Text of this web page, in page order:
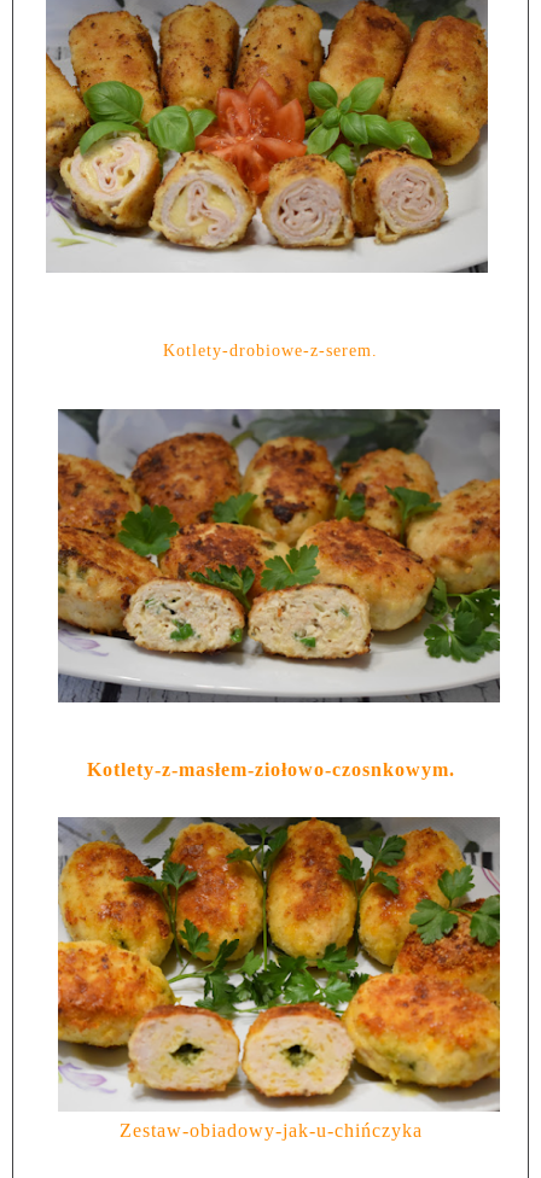
Kotlety-drobiowe-z-serem.
Kotlety-z-masłem-ziołowo-czosnkowym.
Zestaw-obiadowy-jak-u-chińczyka